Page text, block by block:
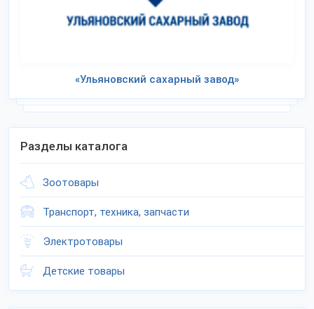
«Ульяновский сахарный завод»
Разделы каталога
Зоотовары
Транспорт, техника, запчасти
Электротовары
Детские товары